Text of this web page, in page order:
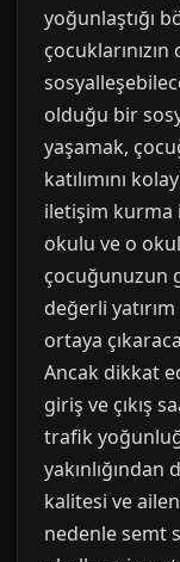
yoğunlaştığı
olduğu bir
yaşamak,
katılımını
iletişim kurma
okulu ve o
çocuğunuzun
değerli
ortaya
Ancak dikkat
giriş ve çıkış
trafik
kalitesi ve
nedenle semt